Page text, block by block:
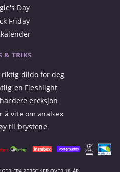
Day
Friday
& TRIKS
dildo for deg
en Fleshlight
ereksjon
å vite om analsex
til brystene